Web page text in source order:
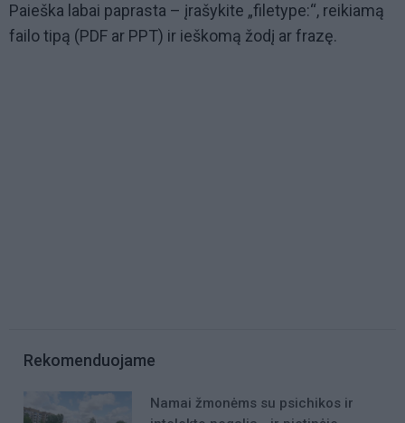
Paieška labai paprasta – įrašykite „filetype:“, reikiamą
failo tipą (PDF ar PPT) ir ieškomą žodį ar frazę.
Rekomenduojame
Namai žmonėms su psichikos ir